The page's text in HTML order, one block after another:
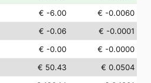
€ -6.00
€ -0.0060
€ -0.06
€ -0.0001
€ -0.00
€ -0.0000
€ 50.43
€ 0.0504